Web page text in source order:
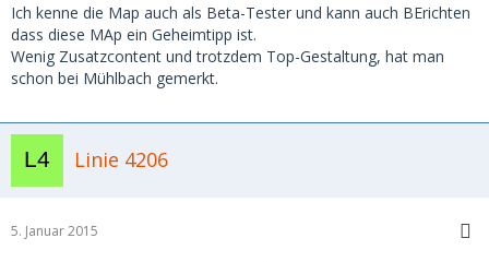
Ich kenne die Map auch als Beta-Tester und kann auch BErichten
dass diese MAp ein Geheimtipp ist.
Wenig Zusatzcontent und trotzdem Top-Gestaltung, hat man
schon bei Mühlbach gemerkt.
Linie 4206
5. Januar 2015